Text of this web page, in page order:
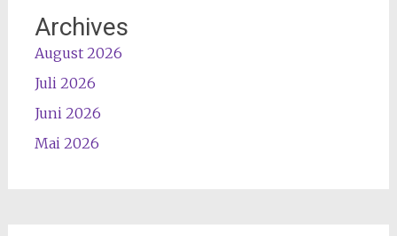
Archives
August 2026
Juli 2026
Juni 2026
Mai 2026